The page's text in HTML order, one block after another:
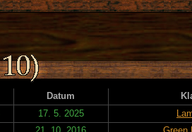
Datum
17. 5. 2025